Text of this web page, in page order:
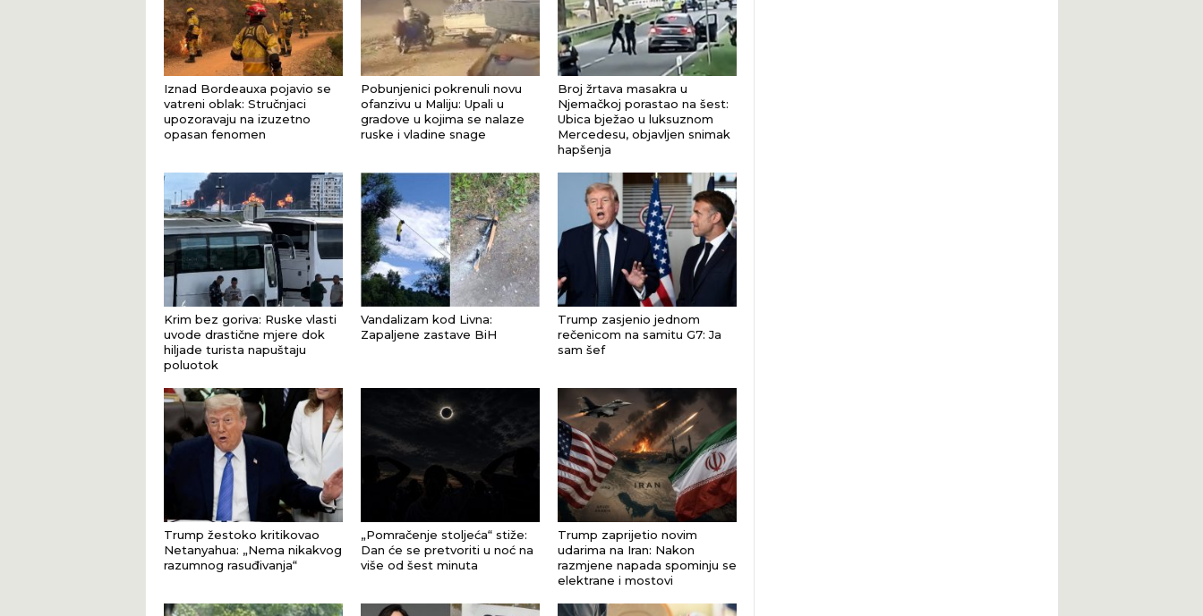
Iznad Bordeauxa pojavio se
vatreni oblak: Stručnjaci
upozoravaju na izuzetno
opasan fenomen
Pobunjenici pokrenuli novu
ofanzivu u Maliju: Upali u
gradove u kojima se nalaze
ruske i vladine snage
Broj žrtava masakra u
Njemačkoj porastao na šest:
Ubica bježao u luksuznom
Mercedesu, objavljen snimak
hapšenja
Krim bez goriva: Ruske vlasti
uvode drastične mjere dok
hiljade turista napuštaju
poluotok
Vandalizam kod Livna:
Zapaljene zastave BiH
Trump zasjenio jednom
rečenicom na samitu G7: Ja
sam šef
Trump žestoko kritikovao
Netanyahua: „Nema nikakvog
razumnog rasuđivanja“
„Pomračenje stoljeća“ stiže:
Dan će se pretvoriti u noć na
više od šest minuta
Trump zaprijetio novim
udarima na Iran: Nakon
razmjene napada spominju se
elektrane i mostovi